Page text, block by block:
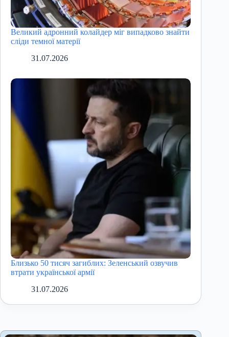
Великий адронний колайдер міг випадково знайти
сліди темної матерії
31.07.2026
Близько 50 тисяч загиблих: Зеленський озвучив
втрати української армії
31.07.2026